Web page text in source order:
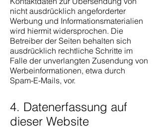
nicht ausdrücklich angeforderter
Werbung und Informationsmaterialien
wird hiermit widersprochen. Die
Betreiber der Seiten behalten sich
ausdrücklich rechtliche Schritte im
Falle der unverlangten Zusendung von
Werbeinformationen, etwa durch
Spam-E-Mails, vor.
4. Datenerfassung auf
dieser Website